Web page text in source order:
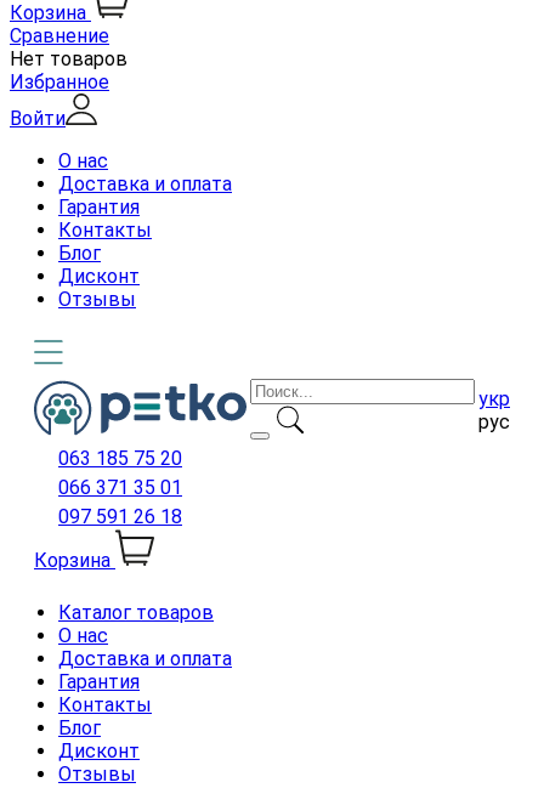
Корзина
Сравнение
Нет товаров
Избранное
Войти
О нас
Доставка и оплата
Гарантия
Контакты
Блог
Дисконт
Отзывы
укр
рус
063 185 75 20
066 371 35 01
097 591 26 18
Корзина
Каталог товаров
О нас
Доставка и оплата
Гарантия
Контакты
Блог
Дисконт
Отзывы